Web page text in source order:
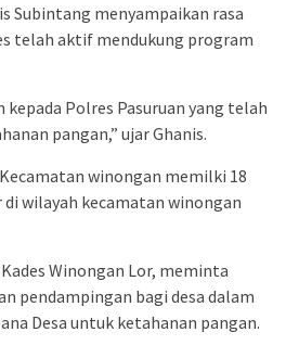
Subintang menyampaikan rasa
telah aktif mendukung program
Polres Pasuruan yang telah
pangan,” ujar Ghanis.
winongan memilki 18
wilayah kecamatan winongan
Winongan Lor, meminta
pendampingan bagi desa dalam
Desa untuk ketahanan pangan.